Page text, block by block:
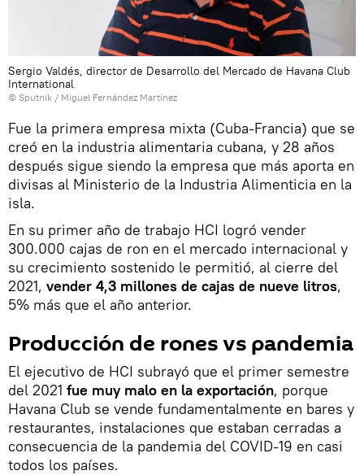
Sergio Valdés, director de Desarrollo del Mercado de Havana Club
International
© Sputnik / Miguel Fernández Martínez
Fue la primera empresa mixta (Cuba-Francia) que se
creó en la industria alimentaria cubana, y 28 años
después sigue siendo la empresa que más aporta en
divisas al Ministerio de la Industria Alimenticia en la
isla.
En su primer año de trabajo HCI logró vender
300.000 cajas de ron en el mercado internacional y
su crecimiento sostenido le permitió, al cierre del
2021, vender 4,3 millones de cajas de nueve litros,
5% más que el año anterior.
Producción de rones vs pandemia
El ejecutivo de HCI subrayó que el primer semestre
del 2021 fue muy malo en la exportación, porque
Havana Club se vende fundamentalmente en bares y
restaurantes, instalaciones que estaban cerradas a
consecuencia de la pandemia del COVID-19 en casi
todos los países.